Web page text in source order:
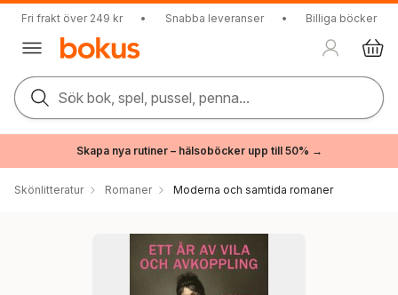
Fri frakt över 249 kr • Snabba leveranser • Billiga böcker
Sök bok, spel, pussel, penna...
Skapa nya rutiner – hälsoböcker upp till 50% →
Skönlitteratur Romaner Moderna och samtida romaner